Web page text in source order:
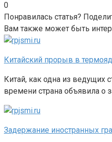
0
Понравилась статья?
Вам также может быть
Китайский прорыв в
Китай, как одна из ведущих
времени страна объявила о
Задержание иностранных